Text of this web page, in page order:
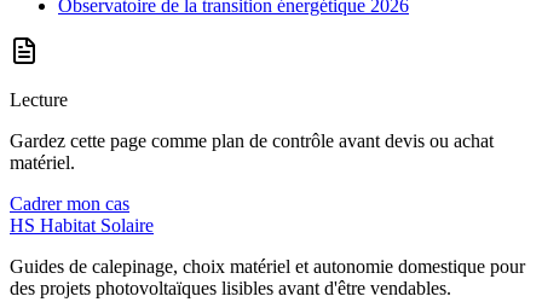
Observatoire de la transition énergétique 2026
Lecture
Gardez cette page comme plan de contrôle avant devis ou achat
matériel.
Cadrer mon cas
HS Habitat Solaire
Guides de calepinage, choix matériel et autonomie domestique pour
des projets photovoltaïques lisibles avant d'être vendables.